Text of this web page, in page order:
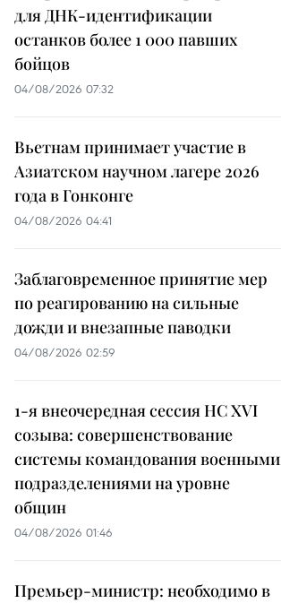
для ДНК-идентификации
останков более 1 000 павших
бойцов
04/08/2026 07:32
Вьетнам принимает участие в
Азиатском научном лагере 2026
года в Гонконге
04/08/2026 04:41
Заблаговременное принятие мер
по реагированию на сильные
дожди и внезапные паводки
04/08/2026 02:59
1-я внеочередная сессия НС XVI
созыва: совершенствование
системы командования военными
подразделениями на уровне
общин
04/08/2026 01:46
Премьер-министр: необходимо в